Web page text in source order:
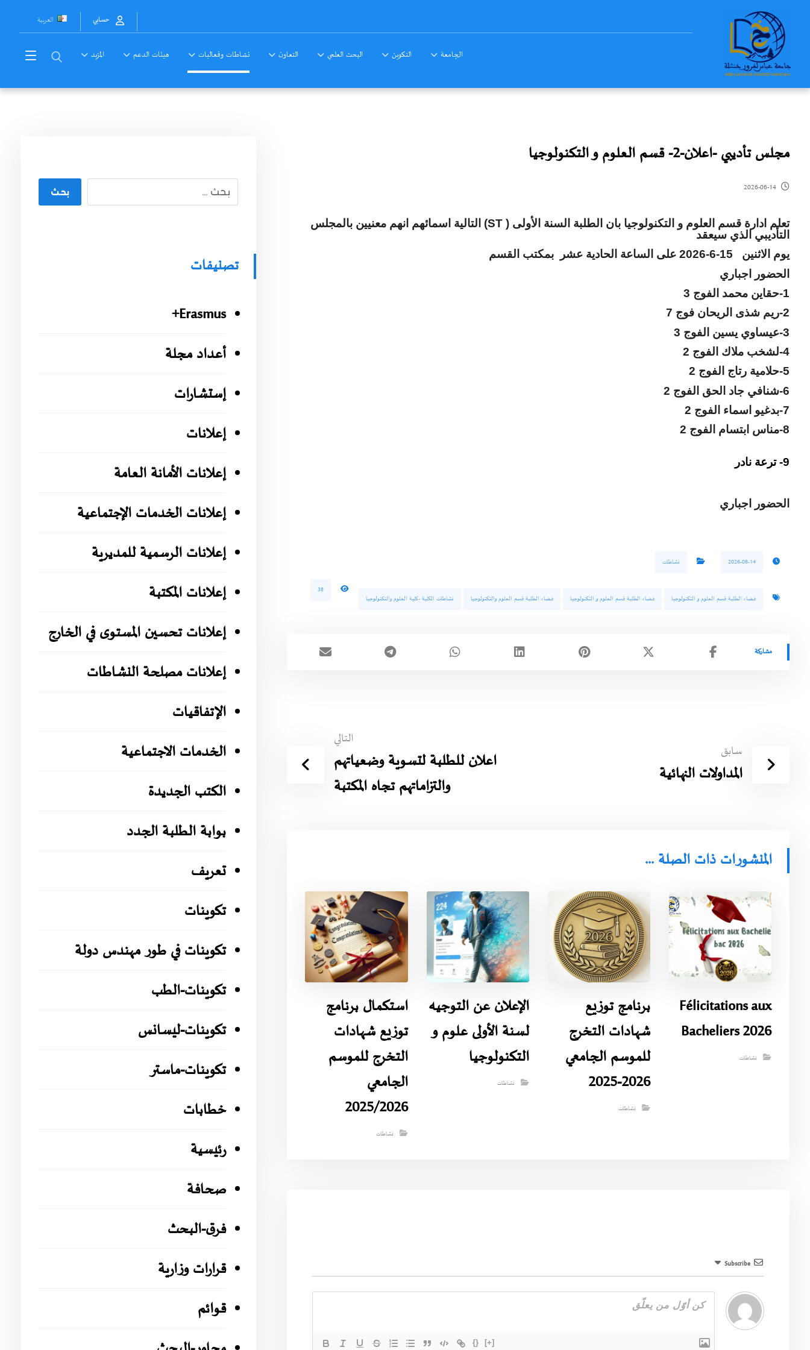
العربية حسابي
الجامعة التكوين البحث العلمي التعاون نشاطات وفعاليات هيئات الدعم المزيد
مجلس تأديبي -اعلان-2- قسم العلوم و التكنولوجيا
2026-06-14
تعلم ادارة قسم العلوم و التكنولوجيا بان الطلبة السنة الأولى (ST ) التالية اسمائهم انهم معنيين بالمجلس
التأديبي الذي سيعقد
يوم الاثنين 15-6-2026 على الساعة الحادية عشر بمكتب القسم
الحضور اجباري
1-حقاين محمد الفوج 3
2-ريم شذى الريحان فوج 7
3-عيساوي يسين الفوج 3
4-لشخب ملاك الفوج 2
5-حلامية رتاج الفوج 2
6-شنافي جاد الحق الفوج 2
7-بدغيو اسماء الفوج 2
8-مناس ابتسام الفوج 2
9- ترعة نادر
الحضور اجباري
2026-06-14 نشاطات
فضاء الطلبة قسم العلوم و التكنولوجبا فضاء الطلبة قسم العلوم و التكنولوجيا فضاء الطلبة قسم العلوم والتكنولوجيا نشاطات الكلية -كلية العلوم والتكنولوجيا
38
سابق
المداولات النهائية
التالي
اعلان للطلبة لتسوية وضعياتهم
والتزاماتهم تجاه المكتبة
المنشورات ذات الصلة ...
Félicitations aux
Bacheliers 2026
نشاطات
برنامج توزيع
شهادات التخرج
للموسم الجامعي
2026-2025
نشاطات
الإعلان عن التوجيه
لسنة الأولى علوم و
التكنولوجيا
نشاطات
استكمال برنامج
توزيع شهادات
التخرج للموسم
الجامعي
2025/2026
نشاطات
Subscribe
{} [+]
بحث
تصنيفات
Erasmus+
أعداد مجلة
إستشارات
إعلانات
إعلانات الأمانة العامة
إعلانات الخدمات الإجتماعية
إعلانات الرسمية للمديرية
إعلانات المكتبة
إعلانات تحسين المستوى في الخارج
إعلانات مصلحة النشاطات
الإتفاقيات
الخدمات الاجتماعية
الكتب الجديدة
بوابة الطلبة الجدد
تعريف
تكوينات
تكوينات في طور مهندس دولة
تكوينات-الطب
تكوينات-ليسانس
تكوينات-ماستر
خطابات
رئيسية
صحافة
فرق-البحث
قرارات وزارية
قوائم